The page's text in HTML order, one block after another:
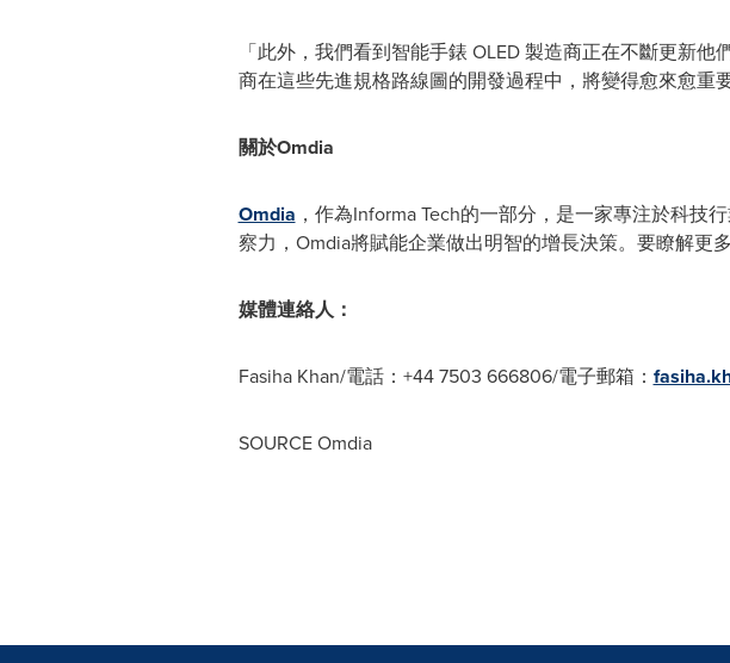
「此外，我們看到智能手錶 OLED 製造商正在不斷更新
商在這些先進規格路線圖的開發過程中，將變得愈來愈重
關於Omdia
Omdia ，作為Informa Tech的一部分，是一家專注於科
察力，Omdia將賦能企業做出明智的增長決策。要瞭解更
媒體連絡人：
Fasiha Khan/電話：+44 7503 666806/電子郵箱：
SOURCE Omdia